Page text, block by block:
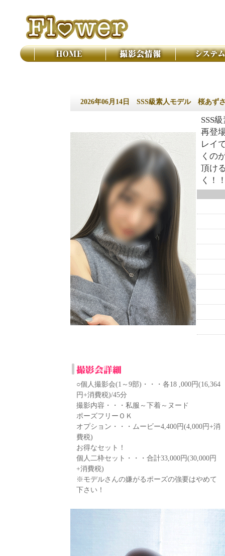
2026年06月14日 SSS級素人モデル 桜あず
SSS
再登
レイ
くの
頂け
く！
○個人撮影会(1～9部)・・・各18 ,000円(16,364
円+消費税)/45分
撮影内容・・・私服～下着～ヌード
ポーズフリーＯＫ
オプション・・・ムービー4,400円(4,000円+消
費税)
お得なセット！
個人二枠セット・・・合計33,000円(30,000円
+消費税)
※モデルさんの嫌がるポーズの強要はやめて
下さい！